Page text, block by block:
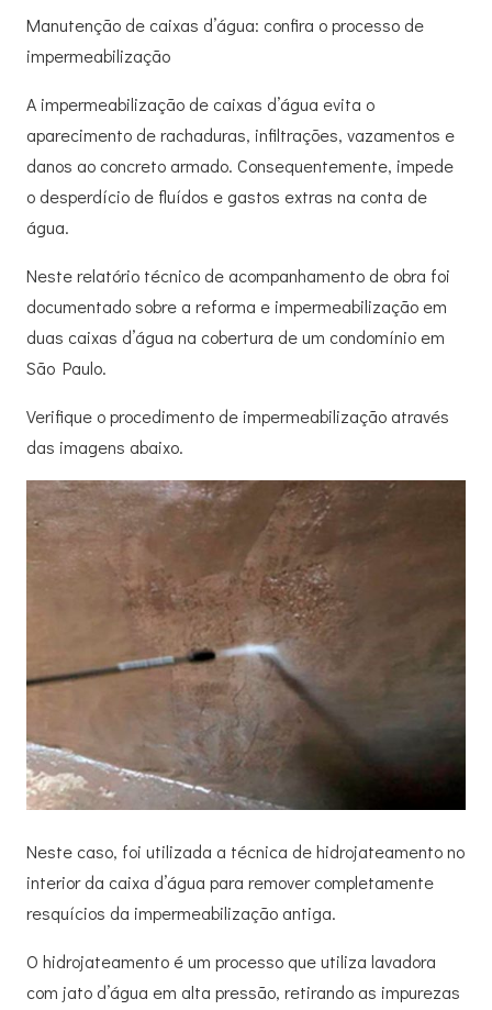
Manutenção de caixas d’água: confira o processo de
impermeabilização
A impermeabilização de caixas d’água evita o
aparecimento de rachaduras, infiltrações, vazamentos e
danos ao concreto armado. Consequentemente, impede
o desperdício de fluídos e gastos extras na conta de
água.
Neste relatório técnico de acompanhamento de obra foi
documentado sobre a reforma e impermeabilização em
duas caixas d’água na cobertura de um condomínio em
São Paulo.
Verifique o procedimento de impermeabilização através
das imagens abaixo.
Neste caso, foi utilizada a técnica de hidrojateamento no
interior da caixa d’água para remover completamente
resquícios da impermeabilização antiga.
O hidrojateamento é um processo que utiliza lavadora
com jato d’água em alta pressão, retirando as impurezas